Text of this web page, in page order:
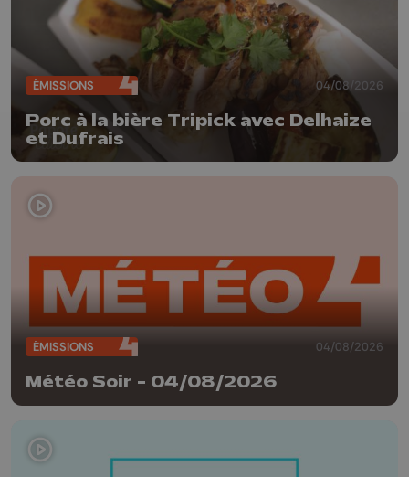
ÉMISSIONS 04/08/2026
Porc à la bière Tripick avec Delhaize
et Dufrais
ÉMISSIONS 04/08/2026
Météo Soir - 04/08/2026